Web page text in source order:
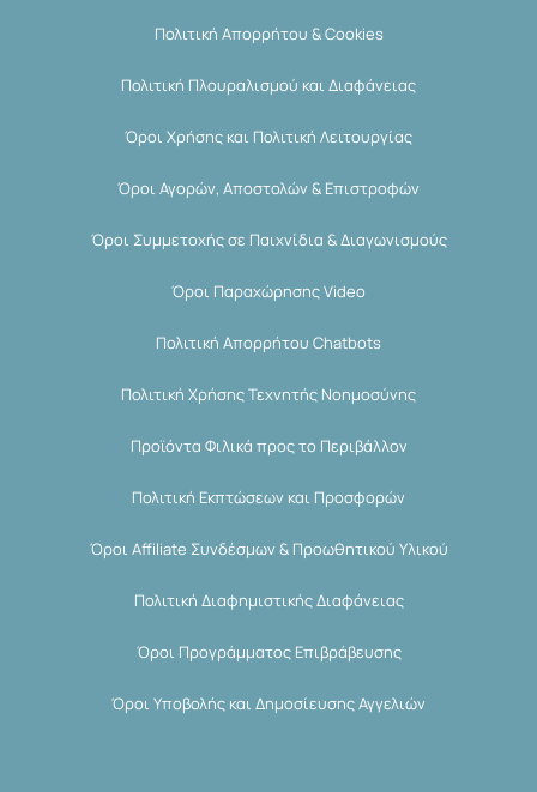
Πολιτική Απορρήτου & Cookies
Πολιτική Πλουραλισμού και Διαφάνειας
Όροι Χρήσης και Πολιτική Λειτουργίας
Όροι Αγορών, Αποστολών & Επιστροφών
Όροι Συμμετοχής σε Παιχνίδια & Διαγωνισμούς
Όροι Παραχώρησης Video
Πολιτική Απορρήτου Chatbots
Πολιτική Χρήσης Τεχνητής Νοημοσύνης
Προϊόντα Φιλικά προς το Περιβάλλον
Πολιτική Εκπτώσεων και Προσφορών
Όροι Affiliate Συνδέσμων & Προωθητικού Υλικού
Πολιτική Διαφημιστικής Διαφάνειας
Όροι Προγράμματος Επιβράβευσης
Όροι Υποβολής και Δημοσίευσης Αγγελιών